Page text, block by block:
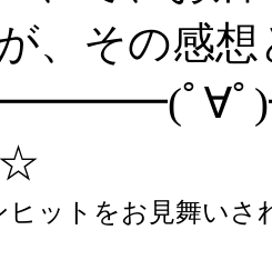
、その感
ﾟ∀
☆
ヒットをお見舞いさ